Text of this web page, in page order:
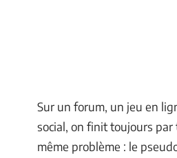
Sur un forum, un jeu en
social, on finit toujours par
même problème : le